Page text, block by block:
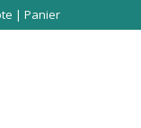
|Panier